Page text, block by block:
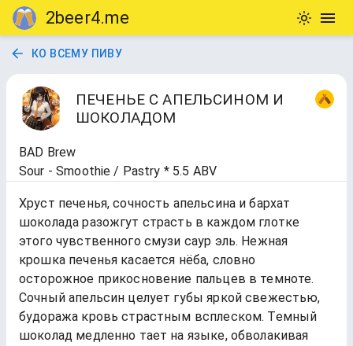
2beer4.me
КО ВСЕМУ ПИВУ
ПЕЧЕНЬЕ С АПЕЛЬСИНОМ И
ШОКОЛАДОМ
BAD Brew
Sour - Smoothie / Pastry * 5.5 ABV
Хруст печенья, сочность апельсина и бархат
шоколада разожгут страсть в каждом глотке
этого чувственного смузи саур эль. Нежная
крошка печенья касается нёба, словно
осторожное прикосновение пальцев в темноте.
Сочный апельсин целует губы яркой свежестью,
будоража кровь страстным всплеском. Темный
шоколад медленно тает на языке, обволакивая